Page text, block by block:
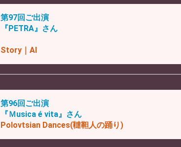
第97回ご出演
『PETRA』さん
Story｜AI
第96回ご出演
『Ｍusica é vita』さん
Polovtsian Dances(韃靼人の踊り)